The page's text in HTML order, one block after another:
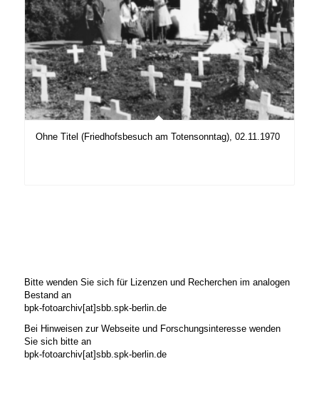
Ohne Titel (Friedhofsbesuch am Totensonntag), 02.11.1970
Bitte wenden Sie sich für Lizenzen und Recherchen im analogen
Bestand an
bpk-fotoarchiv[at]sbb.spk-berlin.de
Bei Hinweisen zur Webseite und Forschungsinteresse wenden
Sie sich bitte an
bpk-fotoarchiv[at]sbb.spk-berlin.de